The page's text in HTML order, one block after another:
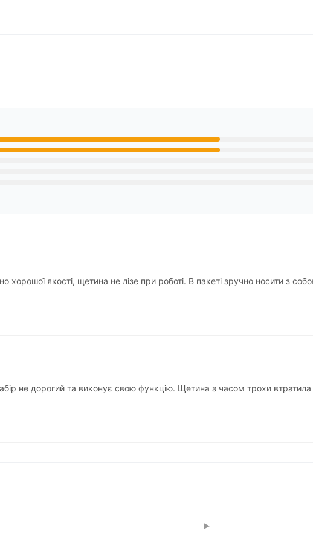
хорошої якості, щетина не лізе при роботі. В пакеті зручно носити з
не дорогий та виконує свою функцію. Щетина з часом трохи
▸